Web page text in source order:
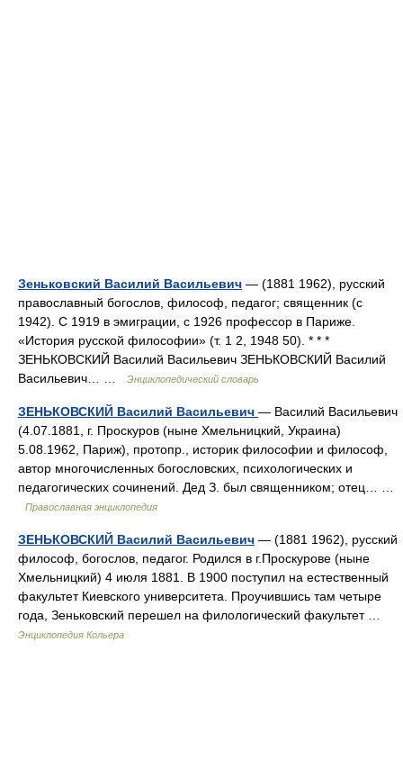
Зеньковский Василий Васильевич — (1881 1962), русский
православный богослов, философ, педагог; священник (с
1942). С 1919 в эмиграции, с 1926 профессор в Париже.
«История русской философии» (т. 1 2, 1948 50). * * *
ЗЕНЬКОВСКИЙ Василий Васильевич ЗЕНЬКОВСКИЙ Василий
Васильевич… …
Энциклопедический словарь
ЗЕНЬКОВСКИЙ Василий Васильевич — Василий Васильевич
(4.07.1881, г. Проскуров (ныне Хмельницкий, Украина)
5.08.1962, Париж), протопр., историк философии и философ,
автор многочисленных богословских, психологических и
педагогических сочинений. Дед З. был священником; отец… …
Православная энциклопедия
ЗЕНЬКОВСКИЙ Василий Васильевич — (1881 1962), русский
философ, богослов, педагог. Родился в г.Проскурове (ныне
Хмельницкий) 4 июля 1881. В 1900 поступил на естественный
факультет Киевского университета. Проучившись там четыре
года, Зеньковский перешел на филологический факультет …
Энциклопедия Кольера